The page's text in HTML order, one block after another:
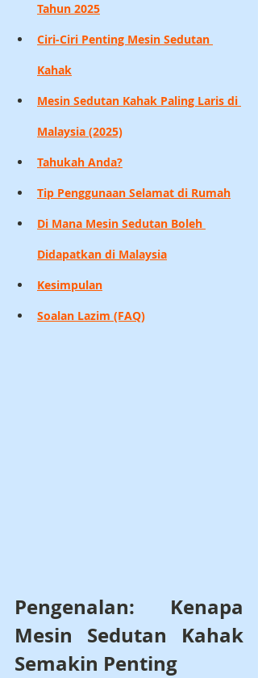
Tahun 2025
Ciri-Ciri Penting Mesin Sedutan
Kahak
Mesin Sedutan Kahak Paling Laris di
Malaysia (2025)
Tahukah Anda?
Tip Penggunaan Selamat di Rumah
Di Mana Mesin Sedutan Boleh
Didapatkan di Malaysia
Kesimpulan
Soalan Lazim (FAQ)
Pengenalan: Kenapa
Mesin Sedutan Kahak
Semakin Penting